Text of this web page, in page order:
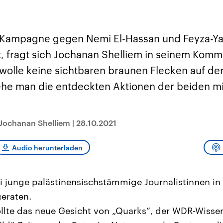
Staaten zu
der Erde, mit
Einfluss auf das
Weltgeschehen.
Hamas im Oktober 2023
auf Israel hat in der
Region wieder die
Gewalt entfacht. Israel
möchte die Hamas
zerstören. Diese wird wie
die Hisbollah im Libanon
vom Iran unterstützt.
Republik Iran – ist
von einem
Religionsführer
regierter Staat im
Osten. Eine
zu Israel und zu
ist fest in der
Staatsideologie
gegen Nemi El-Hassan und Feyza-
fragt sich Jochanan Shelliem in seinem
keine sichtbaren braunen Flecken auf
man die entdeckten Aktionen der beiden
Shelliem | 28.10.2021
Audio herunterladen
junge palästinensischstämmige Journalistinnen
das neue Gesicht von „Quarks“, der WDR-